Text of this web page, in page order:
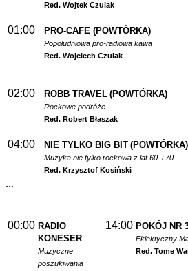
Red. Wojtek Czulak
01:00 PRO-CAFE (POWTÓRKA)
Popołudniowa pro-radiowa kawa
Red. Wojciech Czulak
02:00 ROBB TRAVEL (POWTÓRKA)
Rockowe podróże
Red. Robert Błaszak
04:00 NIE TYLKO BIG BIT (POWTÓRKA)
Muzyka nie tylko rockowa z lat 60. i 70.
Red. Krzysztof Kosiński
...
00:00 RADIO
KONESER
Muzyczne
poszukiwania
14:00 POKÓJ NR
Eklektyczny
Red. Tome